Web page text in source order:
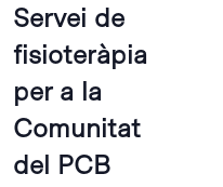
Servei de
fisioteràpia
per a la
Comunitat
del PCB